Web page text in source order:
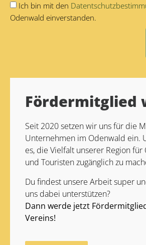
Ich bin mit den
Odenwald einverstanden.
Fördermitglied
Seit 2020 setzen wir uns für die
Unternehmen im Odenwald ein.
es, die Vielfalt unserer Region
und Touristen zugänglich zu
Du findest unsere Arbeit super
uns dabei unterstützen?
Dann werde jetzt
Vereins!